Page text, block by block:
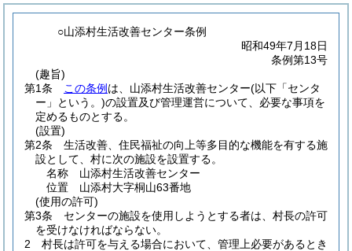
○山添村生活改善センター条例
昭和49年7月18日
条例第13号
(趣旨)
第1条
この条例 は、山添村生活改善センター(以下「センタ
ー」という。)の設置及び管理運営について、必要な事項を
定めるものとする。
(設置)
第2条
生活改善、住民福祉の向上等多目的な機能を有する施
設として、村に次の施設を設置する。
名称 山添村生活改善センター
位置 山添村大字桐山63番地
(使用の許可)
第3条
センターの施設を使用しようとする者は、村長の許可
を受けなければならない。
2
村長は許可を与える場合において、管理上必要があるとき